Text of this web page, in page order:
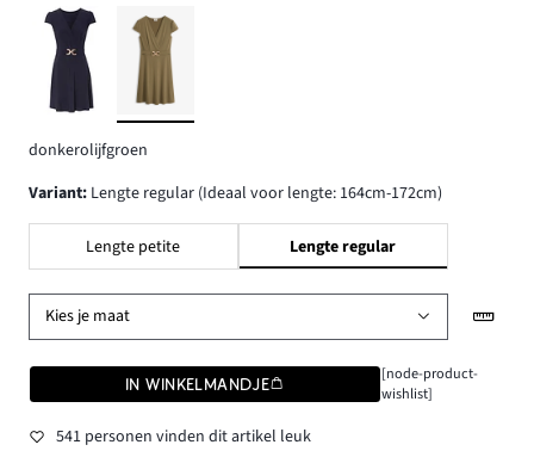
donkerolijfgroen
Variant: Lengte regular (Ideaal voor lengte: 164cm-172cm)
Lengte petite Lengte regular
Kies je maat
IN WINKELMANDJE
[node-product-
wishlist]
541 personen vinden dit artikel leuk